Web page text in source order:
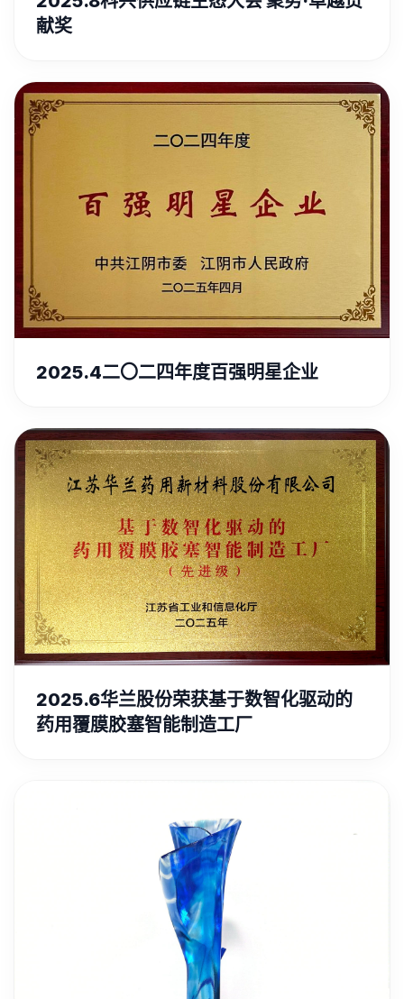
献奖
2025.4二〇二四年度百强明星企业
2025.6华兰股份荣获基于数智化驱动的
药用覆膜胶塞智能制造工厂